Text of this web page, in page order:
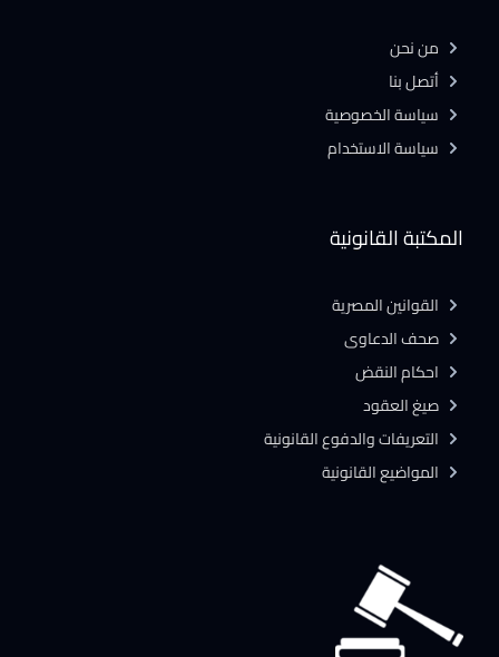
المكتبة القانونية
القوانين المصرية
صحف الدعاوى
احكام النقض
صيغ العقود
التعريفات والدفوع القانونية
المواضيع القانونية
من نحن
أتصل بنا
سياسة الخصوصية
سياسة الاستخدام